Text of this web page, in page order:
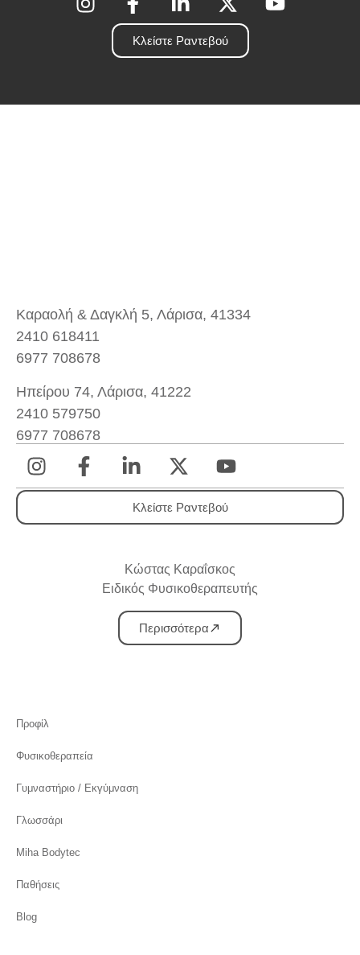
Κλείστε Ραντεβού
Καραολή & Δαγκλή 5, Λάρισα, 41334
2410 618411
6977 708678
Ηπείρου 74, Λάρισα, 41222
2410 579750
6977 708678
Κλείστε Ραντεβού
Κώστας Καραΐσκος
Ειδικός Φυσικοθεραπευτής
Περισσότερα
Προφίλ
Φυσικοθεραπεία
Γυμναστήριο / Εκγύμναση
Γλωσσάρι
Miha Bodytec
Παθήσεις
Blog